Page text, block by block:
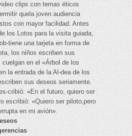
clips con temas éticos
quela joven audiencia
con mayor facilidad. Antes
los Lotos para la visita guiada,
tiene una tarjeta en forma de
los niños escriben sus
en el «Árbol de los
la entrada de la Al-dea de los
sus deseos seriamente.
cribió: «En el futuro, quiero ser
escribió: «Quiero ser piloto,pero
en mi avión».